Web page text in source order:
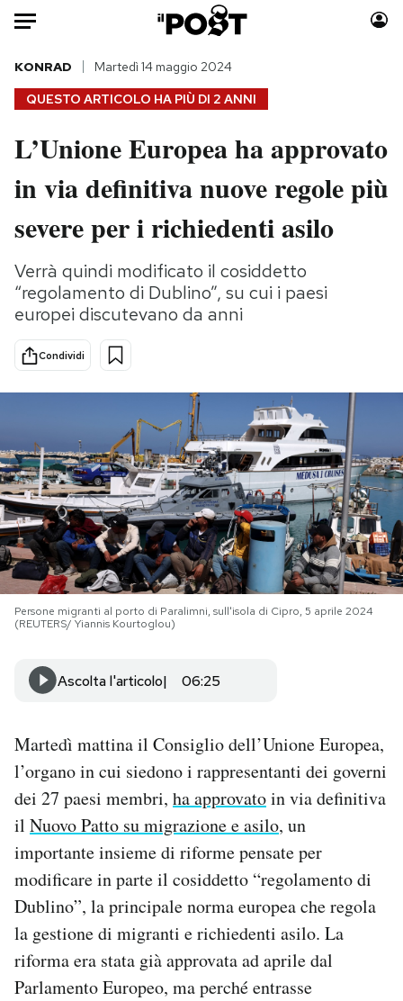
Auto
HOME
Italia
Politica
Tecnologia
Scienza
Cultura
Sport
Moda
Consumismi
Storie/Idee
Media
Europa
PODCAST
NEWSLETTER
I MIEI PREFERITI
SHOP
CALENDARIO
AREA PERSONALE
Area Personale
Newsletter
Notifiche mobile
Regala il Post
Esci
QUESTO ARTICOLO HA PIÙ DI 2 ANNI
KONRAD Martedì 14 maggio 2024
L’Unione Europea ha approvato
in via definitiva nuove regole più
severe per i richiedenti asilo
Verrà quindi modificato il cosiddetto
“regolamento di Dublino”, su cui i paesi
europei discutevano da anni
Condividi
Persone migranti al porto di Paralimni, sull'isola di Cipro, 5 aprile 2024
(REUTERS/ Yiannis Kourtoglou)
Ascolta l'articolo 06:25
Martedì mattina il Consiglio dell’Unione Europea,
l’organo in cui siedono i rappresentanti dei governi
dei 27 paesi membri, ha approvatoin via definitiva
il Nuovo Patto su migrazione e asilo, un
importante insieme di riforme pensate per
modificare in parte il cosiddetto “regolamento di
Dublino”, la principale norma europea che regola
la gestione di migranti e richiedenti asilo. La
riforma era stata già approvata ad aprile dal
Parlamento Europeo, ma perché entrasse